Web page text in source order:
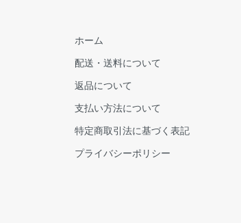
ホーム
配送・送料について
返品について
支払い方法について
特定商取引法に基づく表記
プライバシーポリシー